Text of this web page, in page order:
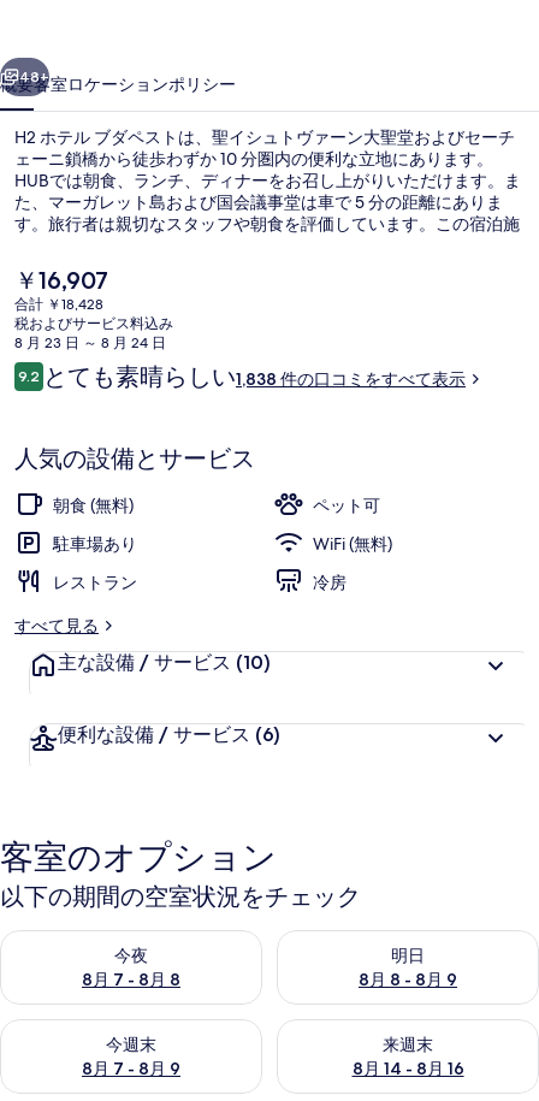
ス
ト
の
写
真
ギ
ャ
ラ
リ
次へ
48+
概要客室ロケーションポリシー
H2 ホテル ブダペストは、聖イシュトヴァーン大聖堂およびセーチ
ェーニ鎖橋から徒歩わずか 10 分圏内の便利な立地にあります。
HUBでは朝食、ランチ、ディナーをお召し上がりいただけます。ま
た、マーガレット島および国会議事堂は車で 5 分の距離にありま
す。旅行者は親切なスタッフや朝食を評価しています。この宿泊施
ヤーノシュ駅までは 4 分、地下鉄 バイチ ジリンスキ通り駅までは 6
分です。
現
在
の
料
金
は
す
￥16,907
合計 ￥18,428
税およびサービス料込み
8 月 23 日 ～ 8 月 24 日
口
コ
9.210段階中9.2
とても素晴らしい1,838 件の口コミをすべて表示
人気の設備とサービス
朝食 (無料)
ペット可
駐車場あり
WiFi (無料)
レストラン
冷房
すべて見る
主な設備 / サービス (10)
便利な設備 / サービス (6)
客室のオプション
以下の期間の空室状況をチェック
今夜
8月 7 - 8月 8
今夜 8月 7 - 8月 8 の空室状況をチェック
明日
8月 8 - 8月 9
明日 8月 8 - 8月 9 の空室状況
今週末
8月 7 - 8月 9
今週末 8月 7 - 8月 9 の空室状況をチェック
来週末
8月 14 - 8月 16
来週末 8月 14 - 8月 16 の空室